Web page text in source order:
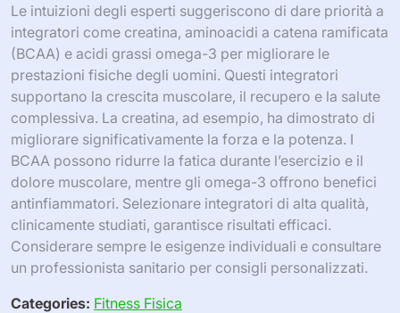
Le intuizioni degli esperti suggeriscono di dare priorità a
integratori come creatina, aminoacidi a catena ramificata
(BCAA) e acidi grassi omega-3 per migliorare le
prestazioni fisiche degli uomini. Questi integratori
supportano la crescita muscolare, il recupero e la salute
complessiva. La creatina, ad esempio, ha dimostrato di
migliorare significativamente la forza e la potenza. I
BCAA possono ridurre la fatica durante l’esercizio e il
dolore muscolare, mentre gli omega-3 offrono benefici
antinfiammatori. Selezionare integratori di alta qualità,
clinicamente studiati, garantisce risultati efficaci.
Considerare sempre le esigenze individuali e consultare
un professionista sanitario per consigli personalizzati.
Categories: Fitness Fisica